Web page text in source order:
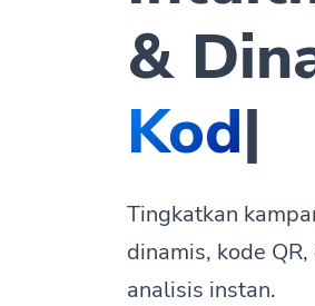
&
K|
Tingkatkan
dinamis, kode
analisis instan.